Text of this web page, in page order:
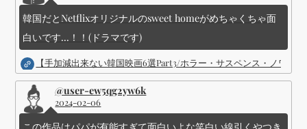
韓国だとNetflixオリジナルのsweet homeがめちゃくちゃ面
白いです...！！(ドラマです)
【手加減出来ない韓国映画6選Part3/ホラー・サスペンス・ノワー
@user-ew5qg2yw6k
2024-02-06
この作品はパパが有能すぎて面白いよな笑白い線引くやつき